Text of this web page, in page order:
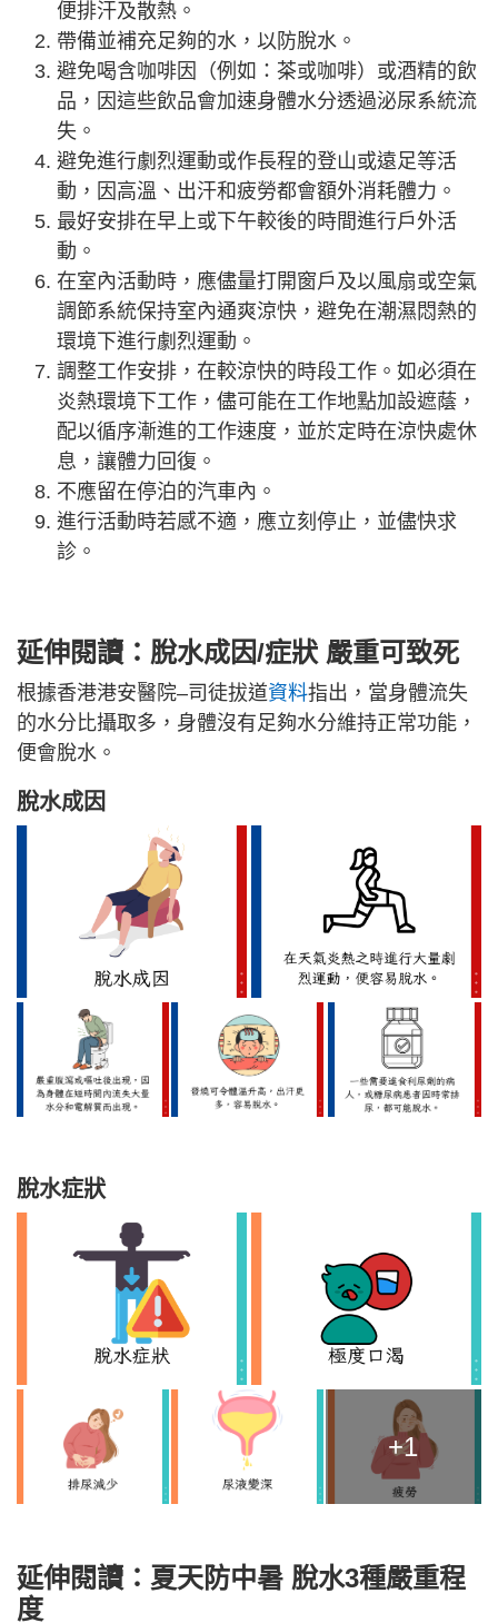
便排汗及散熱。
帶備並補充足夠的水，以防脫水。
避免喝含咖啡因（例如：茶或咖啡）或酒精的飲
品，因這些飲品會加速身體水分透過泌尿系統流
失。
避免進行劇烈運動或作長程的登山或遠足等活
動，因高溫、出汗和疲勞都會額外消耗體力。
最好安排在早上或下午較後的時間進行戶外活
動。
在室內活動時，應儘量打開窗戶及以風扇或空氣
調節系統保持室內通爽涼快，避免在潮濕悶熱的
環境下進行劇烈運動。
調整工作安排，在較涼快的時段工作。如必須在
炎熱環境下工作，儘可能在工作地點加設遮蔭，
配以循序漸進的工作速度，並於定時在涼快處休
息，讓體力回復。
不應留在停泊的汽車內。
進行活動時若感不適，應立刻停止，並儘快求
診。
延伸閱讀：脫水成因/症狀 嚴重可致死
根據香港港安醫院–司徒拔道資料指出，當身體流失
的水分比攝取多，身體沒有足夠水分維持正常功能，
便會脫水。
脫水成因
脫水症狀
+1
延伸閱讀：夏天防中暑 脫水3種嚴重程
度